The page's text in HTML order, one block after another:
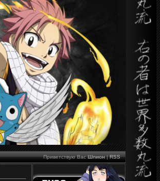
Приветствую Вас Шпион|RSS